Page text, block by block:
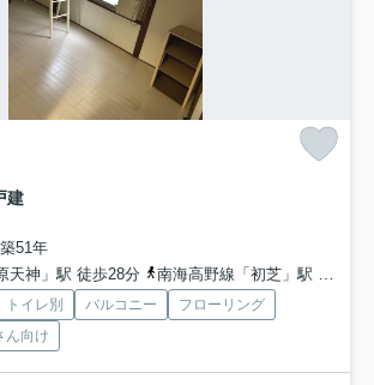
建
51年
天神」駅 徒歩28分
南海高野線「初芝」駅 徒歩29分
トイレ別 バルコニー
フローリング
ん向け